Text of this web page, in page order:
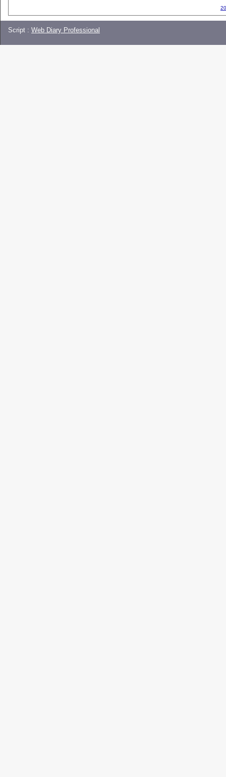
Script : Web Diary Professional